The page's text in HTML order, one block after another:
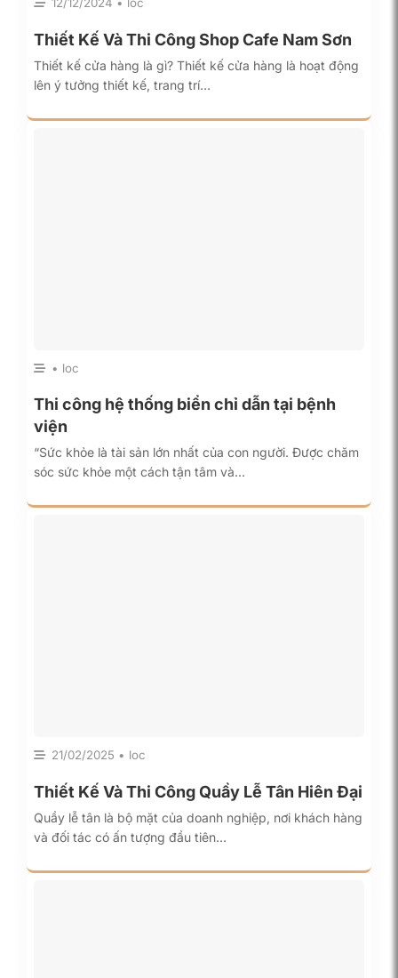
12/12/2024 • loc
Thiết Kế Và Thi Công Shop Cafe Nam Sơn
Thiết kế cửa hàng là gì? Thiết kế cửa hàng là hoạt động
lên ý tưởng thiết kế, trang trí…
• loc
Thi công hệ thống biển chỉ dẫn tại bệnh
viện
“Sức khỏe là tài sản lớn nhất của con người. Được chăm
sóc sức khỏe một cách tận tâm và…
21/02/2025 • loc
Thiết Kế Và Thi Công Quầy Lễ Tân Hiên Đại
Quầy lễ tân là bộ mặt của doanh nghiệp, nơi khách hàng
và đối tác có ấn tượng đầu tiên…